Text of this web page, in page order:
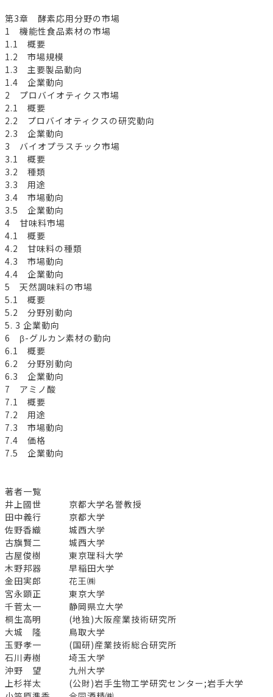
第3章 酵素応用分野の市場
1 機能性食品素材の市場
1.1 概要
1.2 市場規模
1.3 主要製品動向
1.4 企業動向
2 プロバイオティクス市場
2.1 概要
2.2 プロバイオティクスの研究動向
2.3 企業動向
3 バイオプラスチック市場
3.1 概要
3.2 種類
3.3 用途
3.4 市場動向
3.5 企業動向
4 甘味料市場
4.1 概要
4.2 甘味料の種類
4.3 市場動向
4.4 企業動向
5 天然調味料の市場
5.1 概要
5.2 分野別動向
5. 3 企業動向
6 β-グルカン素材の動向
6.1 概要
6.2 分野別動向
6.3 企業動向
7 アミノ酸
7.1 概要
7.2 用途
7.3 市場動向
7.4 価格
7.5 企業動向
著者一覧
井上國世 京都大学名誉教授
田中義行 京都大学
佐野香織 城西大学
古旗賢二 城西大学
古屋俊樹 東京理科大学
木野邦器 早稲田大学
金田実郎 花王㈱
宮永顕正 東京大学
千菅太一 静岡県立大学
桐生高明 (地独)大阪産業技術研究所
大城 隆 鳥取大学
玉野孝一 (国研)産業技術総合研究所
石川寿樹 埼玉大学
沖野 望 九州大学
上杉祥太 (公財)岩手生物工学研究センター;岩手大学